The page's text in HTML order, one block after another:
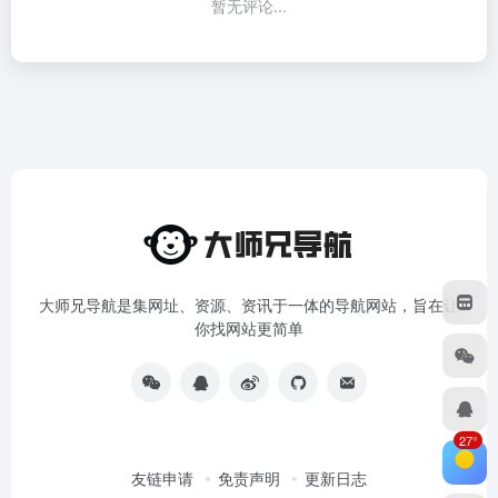
暂无评论...
大师兄导航是集网址、资源、资讯于一体的导航网站，旨在让
你找网站更简单
友链申请 免责声明 更新日志
27°